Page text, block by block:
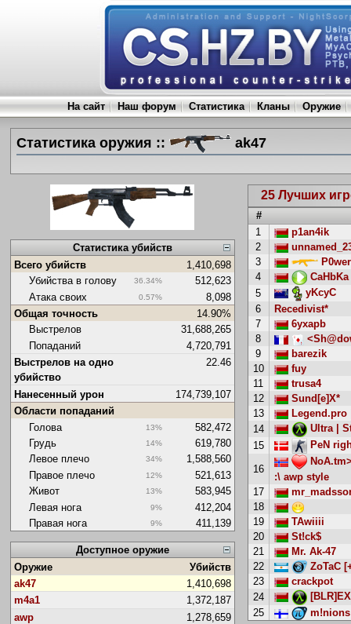
На сайт Наш форум Статистика Кланы Оружие
Статистика оружия :: ak47
Статистика убийств
Всего убийств
1,410,698
Убийства в голову
36.34%
512,623
Атака своих
0.57%
8,098
Общая точность
14.90%
Выстрелов
31,688,265
Попаданий
4,720,791
Выстрелов на одно
убийство
22.46
Нанесенный урон
174,739,107
Области попаданий
Голова
13%
582,472
Грудь
14%
619,780
Левое плечо
34%
1,588,560
Правое плечо
12%
521,613
Живот
13%
583,945
Левая нога
9%
412,204
Правая нога
9% 411,139
Доступное оружие
Оружие
Убийств
ak47
1,410,698
m4a1
1,372,187
awp
1,278,659
25 Лучших
#
1
p1an4ik
2
3
4
CaHbKa
5
yKcyC
6
Recedivist*
7
6yxapb
8
9
barezik
10
fuy
11
trusa4
12
Sund[e]X*
13
Legend.pro
14
Ultra |
15
PeN
16
:\ awp style
17
18
19
TAwiiii
20
St!ck$
21
Mr. Ak-47
22
ZoTaC
23
crackpot
24
25
m!nions